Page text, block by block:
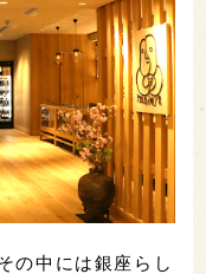
の中には銀座らし